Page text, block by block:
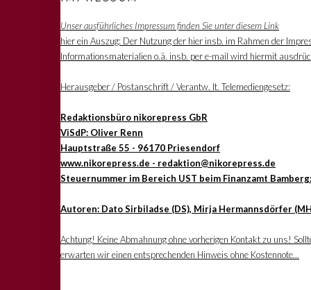
Unser ausführliches Impressum finden Sie unter diesem Link
hier ein Auszug: Der Nutzung der hier insb. im Rahmen der
Informationsmaterialien o.ä. insb. per e-mail wird hiermit
Herausgeber / Postanschrift / Verantw. lt. Telemediengesetz:
Redaktionsbüro nikorepress GbR
ViSdP: Oliver Renn
Hauptstraße 55 - 96170 Priesendorf
www.nikorepress.de - redaktion@nikorepress.de
Steuernummer im Bereich UST beim Finanzamt
Autoren: Dato Sirbiladse (DS), Mirja Hermannsdörfer
Achtung! Keine Abmahnung ohne vorherigen Kontakt zu uns!
erwarten wir einen entsprechenden Hinweis ohne Kostennote...